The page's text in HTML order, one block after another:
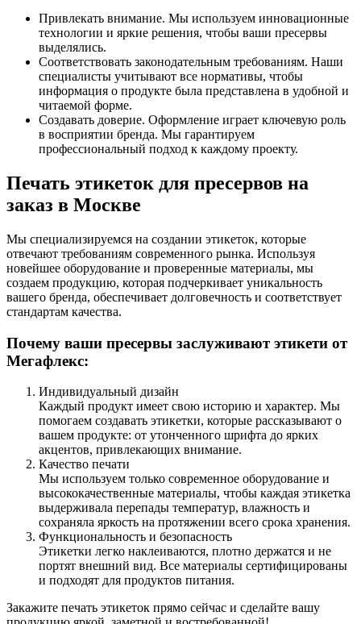
Привлекать внимание. Мы используем инновационные
технологии и яркие решения, чтобы ваши пресервы
выделялись.
Соответствовать законодательным требованиям. Наши
специалисты учитывают все нормативы, чтобы
информация о продукте была представлена в удобной и
читаемой форме.
Создавать доверие. Оформление играет ключевую роль
в восприятии бренда. Мы гарантируем
профессиональный подход к каждому проекту.
Печать этикеток для пресервов на
заказ в Москве
Мы специализируемся на создании этикеток, которые
отвечают требованиям современного рынка. Используя
новейшее оборудование и проверенные материалы, мы
создаем продукцию, которая подчеркивает уникальность
вашего бренда, обеспечивает долговечность и соответствует
стандартам качества.
Почему ваши пресервы заслуживают этикети от
Мегафлекс:
Индивидуальный дизайн
Каждый продукт имеет свою историю и характер. Мы
помогаем создавать этикетки, которые рассказывают о
вашем продукте: от утонченного шрифта до ярких
акцентов, привлекающих внимание.
Качество печати
Мы используем только современное оборудование и
высококачественные материалы, чтобы каждая этикетка
выдерживала перепады температур, влажность и
сохраняла яркость на протяжении всего срока хранения.
Функциональность и безопасность
Этикетки легко наклеиваются, плотно держатся и не
портят внешний вид. Все материалы сертифицированы
и подходят для продуктов питания.
Закажите печать этикеток прямо сейчас и сделайте вашу